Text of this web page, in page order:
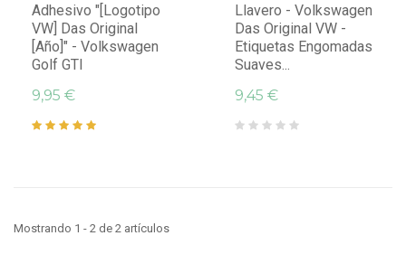
Adhesivo "[logotipo
VW] Das Original
[año]" - Volkswagen
Golf GTI
9,95 €
Llavero - Volkswagen
Das Original VW -
Etiquetas Engomadas
Suaves...
9,45 €
Mostrando 1 - 2 de 2 artículos